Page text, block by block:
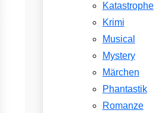
Katastrophe
Krimi
Musical
Mystery
Märchen
Phantastik
Romanze